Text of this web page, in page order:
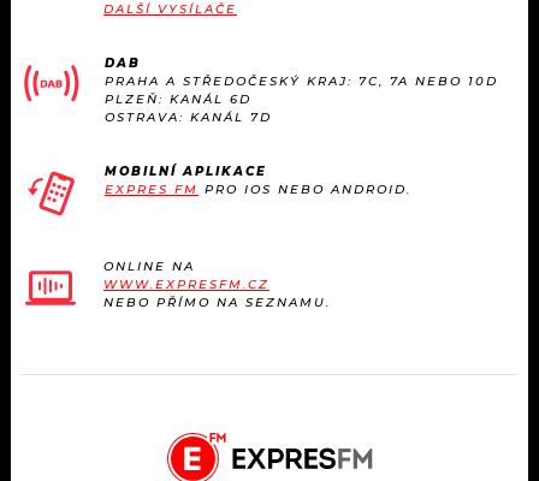
VIP
TRENDY
KULTURA
OSTATNÍ
PLAYLIST
JAK NALADIT
DALŠÍ VYSÍLAČE
DAB
PRAHA A STŘEDOČESKÝ KRAJ: 7C, 7A NEBO 10D
PLZEŇ: KANÁL 6D
OSTRAVA: KANÁL 7D
MOBILNÍ APLIKACE
EXPRES FM PRO IOS NEBO ANDROID.
ONLINE NA
WWW.EXPRESFM.CZ
NEBO PŘÍMO NA SEZNAMU.